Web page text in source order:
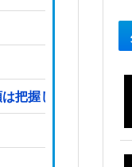
把握していない」